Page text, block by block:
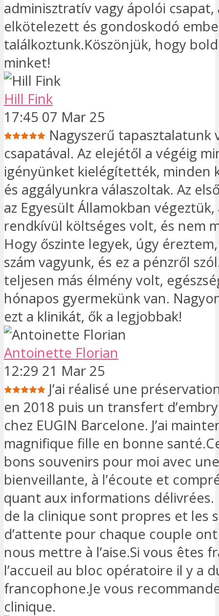
adminisztratív vagy ápolói
elkötelezett és gondoskodó
találkoztunk.Köszönjük, hogy
minket!
Hill Fink
17:45 07 Mar 25
Nagyszerű tapasztalatunk
csapatával. Az elejétől a végéig
igényünket kielégítették, minden
és aggályunkra válaszoltak. Az
az Egyesült Államokban végeztük,
rendkívül költséges volt, és nem
Hogy őszinte legyek, úgy
szám vagyunk, és ez a pénzről
teljesen más élmény volt,
hónapos gyermekünk van.
ezt a klinikát, ők a legjobbak!
Antoinette Florian
12:29 21 Mar 25
J’ai réalisé une
en 2018 puis un transfert
chez EUGIN Barcelone. J’ai
magnifique fille en bonne
bons souvenirs pour moi avec
bienveillante, à l’écoute et
quant aux informations délivrées.
de la clinique sont propres et les
d’attente pour chaque couple
nous mettre à l’aise.Si vous êtes
l’accueil au bloc opératoire il y a
francophone.Je vous
clinique.